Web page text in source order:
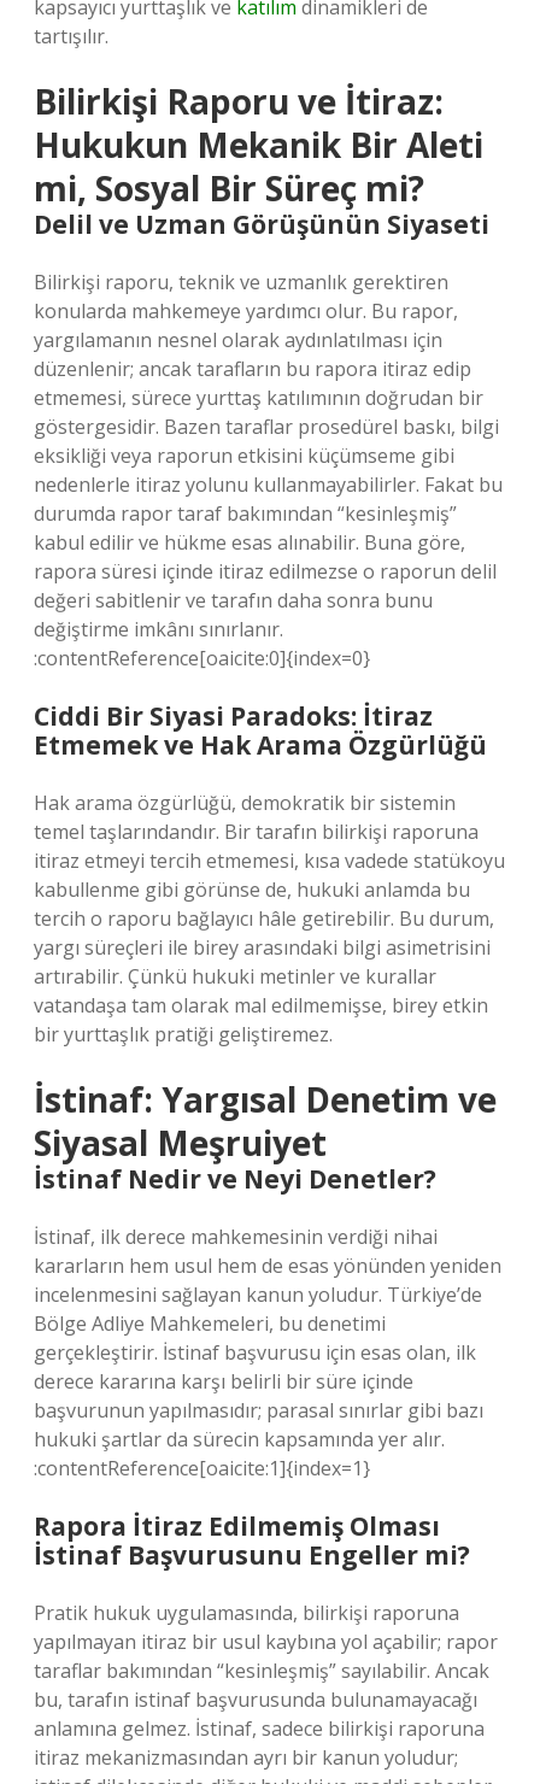
kapsayıcı yurttaşlık ve katılım dinamikleri de
tartışılır.
Bilirkişi Raporu ve İtiraz:
Hukukun Mekanik Bir Aleti
mi, Sosyal Bir Süreç mi?
Delil ve Uzman Görüşünün Siyaseti
Bilirkişi raporu, teknik ve uzmanlık gerektiren
konularda mahkemeye yardımcı olur. Bu rapor,
yargılamanın nesnel olarak aydınlatılması için
düzenlenir; ancak tarafların bu rapora itiraz edip
etmemesi, sürece yurttaş katılımının doğrudan bir
göstergesidir. Bazen taraflar prosedürel baskı, bilgi
eksikliği veya raporun etkisini küçümseme gibi
nedenlerle itiraz yolunu kullanmayabilirler. Fakat bu
durumda rapor taraf bakımından “kesinleşmiş”
kabul edilir ve hükme esas alınabilir. Buna göre,
rapora süresi içinde itiraz edilmezse o raporun delil
değeri sabitlenir ve tarafın daha sonra bunu
değiştirme imkânı sınırlanır.
:contentReference[oaicite:0]{index=0}
Ciddi Bir Siyasi Paradoks: İtiraz
Etmemek ve Hak Arama Özgürlüğü
Hak arama özgürlüğü, demokratik bir sistemin
temel taşlarındandır. Bir tarafın bilirkişi raporuna
itiraz etmeyi tercih etmemesi, kısa vadede statükoyu
kabullenme gibi görünse de, hukuki anlamda bu
tercih o raporu bağlayıcı hâle getirebilir. Bu durum,
yargı süreçleri ile birey arasındaki bilgi asimetrisini
artırabilir. Çünkü hukuki metinler ve kurallar
vatandaşa tam olarak mal edilmemişse, birey etkin
bir yurttaşlık pratiği geliştiremez.
İstinaf: Yargısal Denetim ve
Siyasal Meşruiyet
İstinaf Nedir ve Neyi Denetler?
İstinaf, ilk derece mahkemesinin verdiği nihai
kararların hem usul hem de esas yönünden yeniden
incelenmesini sağlayan kanun yoludur. Türkiye’de
Bölge Adliye Mahkemeleri, bu denetimi
gerçekleştirir. İstinaf başvurusu için esas olan, ilk
derece kararına karşı belirli bir süre içinde
başvurunun yapılmasıdır; parasal sınırlar gibi bazı
hukuki şartlar da sürecin kapsamında yer alır.
:contentReference[oaicite:1]{index=1}
Rapora İtiraz Edilmemiş Olması
İstinaf Başvurusunu Engeller mi?
Pratik hukuk uygulamasında, bilirkişi raporuna
yapılmayan itiraz bir usul kaybına yol açabilir; rapor
taraflar bakımından “kesinleşmiş” sayılabilir. Ancak
bu, tarafın istinaf başvurusunda bulunamayacağı
anlamına gelmez. İstinaf, sadece bilirkişi raporuna
itiraz mekanizmasından ayrı bir kanun yoludur;